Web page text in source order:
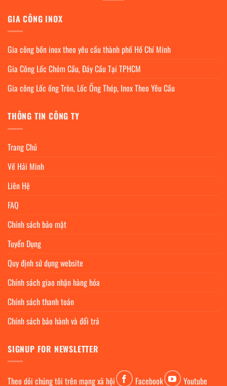
GIA CÔNG INOX
Gia công bồn inox theo yêu cầu thành phố Hồ Chí Minh
Gia Công Lốc Chỏm Cầu, Đáy Cầu Tại TPHCM
Gia công Lốc ống Tròn, Lốc Ống Thép, Inox Theo Yêu Cầu
THÔNG TIN CÔNG TY
Trang Chủ
Về Hải Minh
Liên Hệ
FAQ
Chính sách bảo mật
Tuyển Dụng
Quy định sử dụng website
Chính sách giao nhận hàng hóa
Chính sách thanh toán
Chính sách bảo hành và đổi trả
SIGNUP FOR NEWSLETTER
Theo dỏi chúng tôi trên mạng xã hội Facebook Youtube